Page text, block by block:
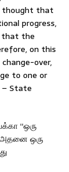
thought that
progress,
that the
on this
over,
to one or
– State
“ஒரு
அதனை ஒரு